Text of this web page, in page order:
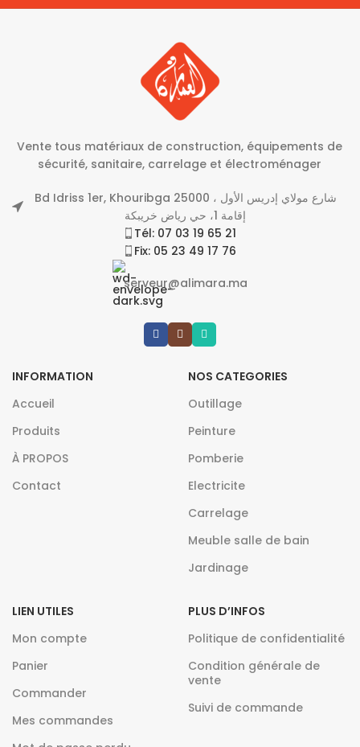
Vente tous matériaux de construction, équipements de
sécurité, sanitaire, carrelage et électroménager
Bd Idriss 1er, Khouribga 25000 شارع مولاي إدريس الأول ،
إقامة 1، حي رياض خريبكة
Tél: 07 03 19 65 21
Fix: 05 23 49 17 76
serveur@alimara.ma
INFORMATION
Accueil
Produits
À PROPOS
Contact
NOS CATEGORIES
Outillage
Peinture
Pomberie
Electricite
Carrelage
Meuble salle de bain
Jardinage
LIEN UTILES
Mon compte
Panier
Commander
Mes commandes
PLUS D’INFOS
Politique de confidentialité
Condition générale de
vente
Suivi de commande